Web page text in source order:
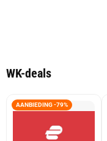
WK-deals
AANBIEDING -79%